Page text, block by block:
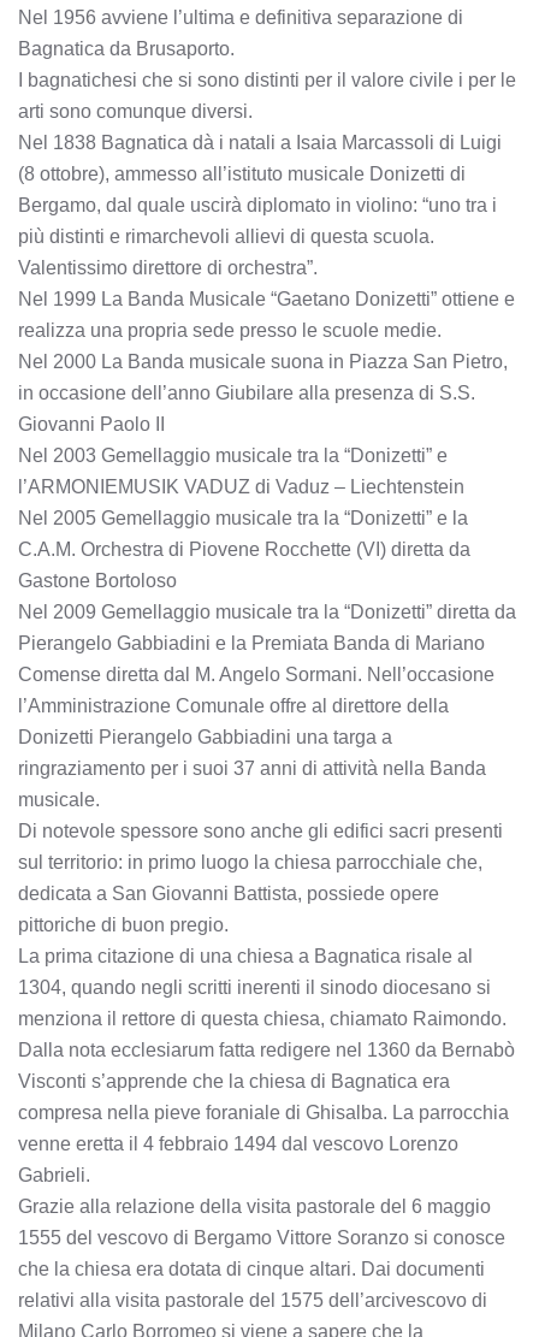
Nel 1956 avviene l’ultima e definitiva separazione di
Bagnatica da Brusaporto.
I bagnatichesi che si sono distinti per il valore civile i per le
arti sono comunque diversi.
Nel 1838 Bagnatica dà i natali a Isaia Marcassoli di Luigi
(8 ottobre), ammesso all’istituto musicale Donizetti di
Bergamo, dal quale uscirà diplomato in violino: “uno tra i
più distinti e rimarchevoli allievi di questa scuola.
Valentissimo direttore di orchestra”.
Nel 1999 La Banda Musicale “Gaetano Donizetti” ottiene e
realizza una propria sede presso le scuole medie.
Nel 2000 La Banda musicale suona in Piazza San Pietro,
in occasione dell’anno Giubilare alla presenza di S.S.
Giovanni Paolo II
Nel 2003 Gemellaggio musicale tra la “Donizetti” e
l’ARMONIEMUSIK VADUZ di Vaduz – Liechtenstein
Nel 2005 Gemellaggio musicale tra la “Donizetti” e la
C.A.M. Orchestra di Piovene Rocchette (VI) diretta da
Gastone Bortoloso
Nel 2009 Gemellaggio musicale tra la “Donizetti” diretta da
Pierangelo Gabbiadini e la Premiata Banda di Mariano
Comense diretta dal M. Angelo Sormani. Nell’occasione
l’Amministrazione Comunale offre al direttore della
Donizetti Pierangelo Gabbiadini una targa a
ringraziamento per i suoi 37 anni di attività nella Banda
musicale.
Di notevole spessore sono anche gli edifici sacri presenti
sul territorio: in primo luogo la chiesa parrocchiale che,
dedicata a San Giovanni Battista, possiede opere
pittoriche di buon pregio.
La prima citazione di una chiesa a Bagnatica risale al
1304, quando negli scritti inerenti il sinodo diocesano si
menziona il rettore di questa chiesa, chiamato Raimondo.
Dalla nota ecclesiarum fatta redigere nel 1360 da Bernabò
Visconti s’apprende che la chiesa di Bagnatica era
compresa nella pieve foraniale di Ghisalba. La parrocchia
venne eretta il 4 febbraio 1494 dal vescovo Lorenzo
Gabrieli.
Grazie alla relazione della visita pastorale del 6 maggio
1555 del vescovo di Bergamo Vittore Soranzo si conosce
che la chiesa era dotata di cinque altari. Dai documenti
relativi alla visita pastorale del 1575 dell’arcivescovo di
Milano Carlo Borromeo si viene a sapere che la